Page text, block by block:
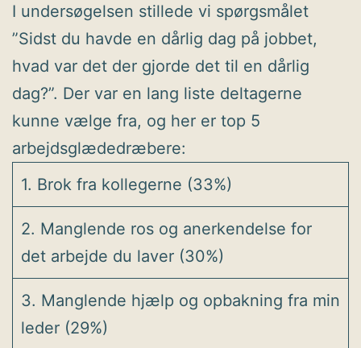
I undersøgelsen stillede vi spørgsmålet
”Sidst du havde en dårlig dag på jobbet,
hvad var det der gjorde det til en dårlig
dag?”. Der var en lang liste deltagerne
kunne vælge fra, og her er top 5
arbejdsglædedræbere:
1. Brok fra kollegerne (33%)
2. Manglende ros og anerkendelse for
det arbejde du laver (30%)
3. Manglende hjælp og opbakning fra min
leder (29%)